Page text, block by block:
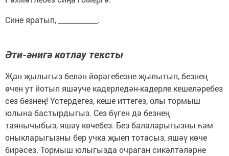
Сине яратып, ___________.
Әти-әнигә котлау тексты
Җан җылыгыз белән йөрәгебезне җылытып, безнең
өчен ут йотып яшәүче кадерледән-кадерле кешеләребез
сез безнең! Үстердегез, кеше иттегез, олы тормыш
юлына бастырдыгыз. Сез бүген дә безнең
таянычыбыз, яшәү көчебез. Без балаларыгызны һәм
оныкларыгызны бер учка җыеп тотасыз, яшәү көче
бирәсез. Тормыш юлыгызда очраган сикәлтәләрне